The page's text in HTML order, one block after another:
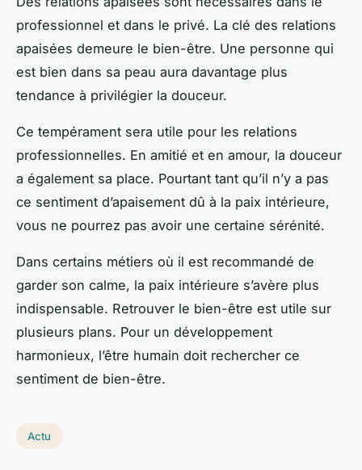
professionnel et dans le privé. La clé des relations
apaisées demeure le bien-être. Une personne qui
est bien dans sa peau aura davantage plus
tendance à privilégier la douceur.
Ce tempérament sera utile pour les relations
professionnelles. En amitié et en amour, la douceur
a également sa place. Pourtant tant qu’il n’y a pas
ce sentiment d’apaisement dû à la paix intérieure,
vous ne pourrez pas avoir une certaine sérénité.
Dans certains métiers où il est recommandé de
garder son calme, la paix intérieure s’avère plus
indispensable. Retrouver le bien-être est utile sur
plusieurs plans. Pour un développement
harmonieux, l’être humain doit rechercher ce
sentiment de bien-être.
Actu